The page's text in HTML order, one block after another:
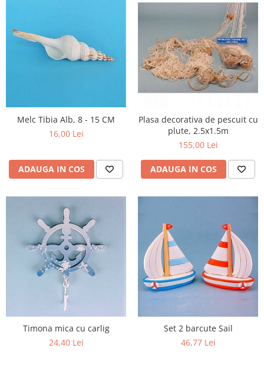
Melc Tibia Alb, 8 - 15 CM
16,00 Lei
ADAUGA IN COS
Plasa decorativa de pescuit cu
plute, 2.5x1.5m
155,00 Lei
ADAUGA IN COS
Timona mica cu carlig
24,40 Lei
Set 2 barcute Sail
46,77 Lei